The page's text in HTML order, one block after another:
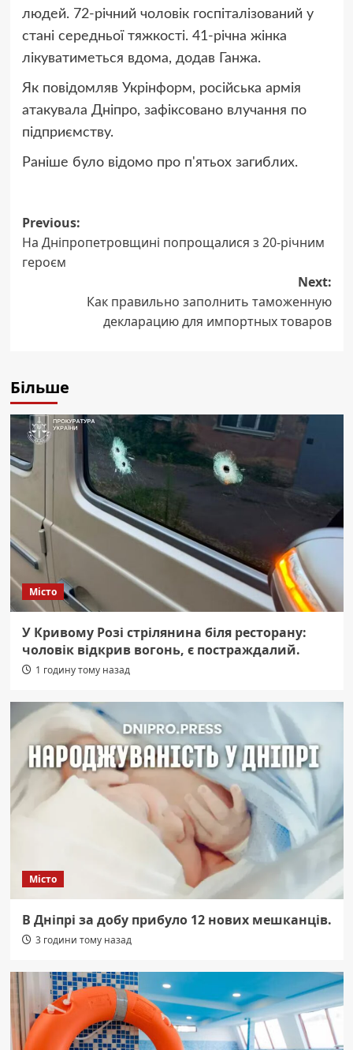
людей. 72-річний чоловік госпіталізований у
стані середньої тяжкості. 41-річна жінка
лікуватиметься вдома, додав Ганжа.
Як повідомляв Укрінформ, російська армія
атакувала Дніпро, зафіксовано влучання по
підприємству.
Раніше було відомо про п'ятьох загиблих.
Post
navigation
Previous:
На Дніпропетровщині попрощалися з 20-річним
героєм
Next:
Как правильно заполнить таможенную
декларацию для импортных товаров
Більше
Місто
У Кривому Розі стрілянина біля ресторану:
чоловік відкрив вогонь, є постраждалий.
1 годину тому назад
Місто
В Дніпрі за добу прибуло 12 нових мешканців.
3 години тому назад